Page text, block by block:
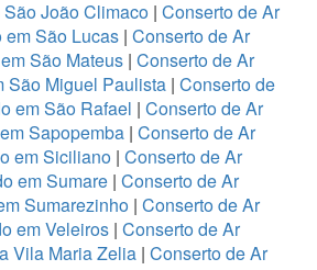
João Climaco | Conserto de Ar
São Lucas| Conserto de Ar
São Mateus | Conserto de Ar
São Miguel Paulista | Conserto de
em São Rafael | Conserto de Ar
Sapopemba | Conserto de Ar
em Siciliano| Conserto de Ar
em Sumare| Conserto de Ar
Sumarezinho | Conserto de Ar
em Veleiros| Conserto de Ar
Vila Maria Zelia| Conserto de Ar